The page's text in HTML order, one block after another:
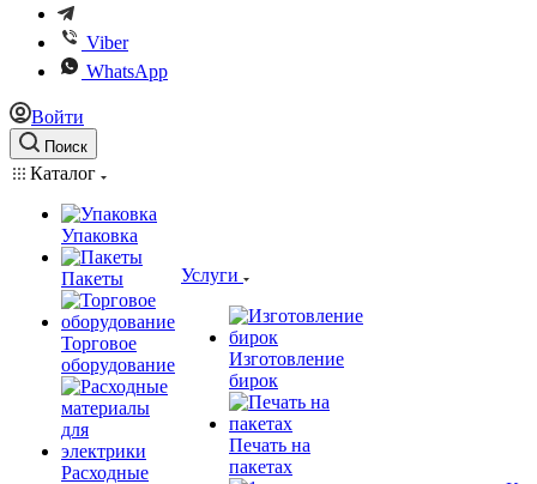
Viber
WhatsApp
Войти
Поиск
Каталог
Упаковка
Пакеты
Торговое
оборудование
Расходные
Услуги
Изготовление
бирок
Печать на
пакетах